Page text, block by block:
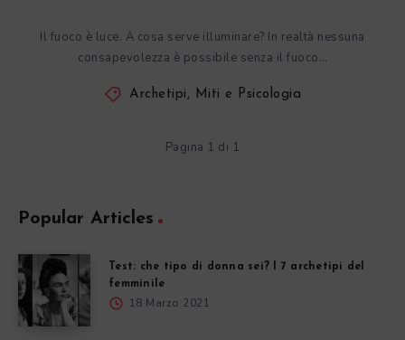
Il fuoco è luce. A cosa serve illuminare? In realtà nessuna
consapevolezza è possibile senza il fuoco…
Archetipi, Miti e Psicologia
Pagina 1 di 1
Popular Articles
Test: che tipo di donna sei? I 7 archetipi del
femminile
18 Marzo 2021